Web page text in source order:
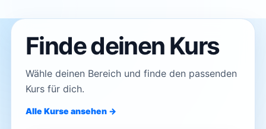
Finde deinen Kurs
Wähle deinen Bereich und finde den passenden
Kurs für dich.
Alle Kurse ansehen →